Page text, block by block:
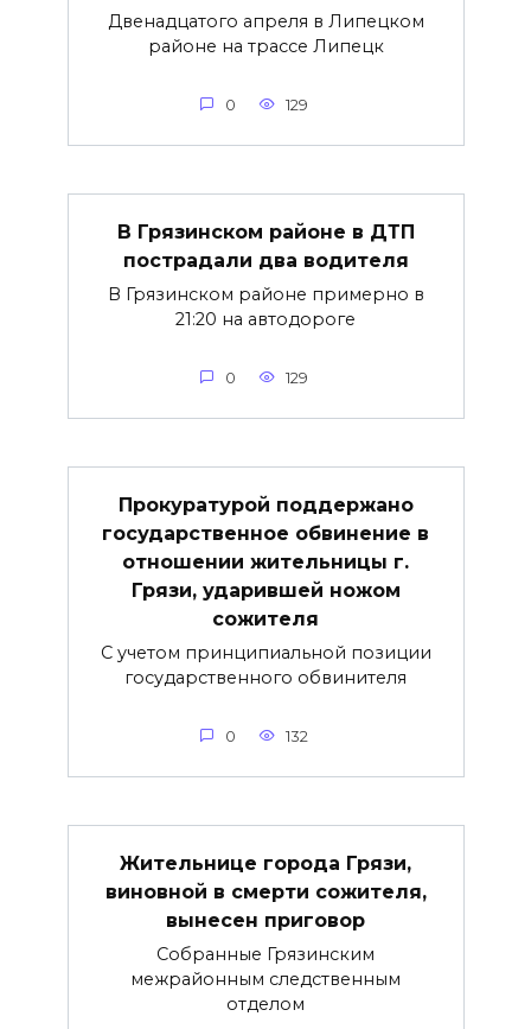
Двенадцатого апреля в Липецком
районе на трассе Липецк
0 129
В Грязинском районе в ДТП
пострадали два водителя
В Грязинском районе примерно в
21:20 на автодороге
0 129
Прокуратурой поддержано
государственное обвинение в
отношении жительницы г.
Грязи, ударившей ножом
сожителя
C учетом принципиальной позиции
государственного обвинителя
0 132
Жительнице города Грязи,
виновной в смерти сожителя,
вынесен приговор
Собранные Грязинским
межрайонным следственным
отделом